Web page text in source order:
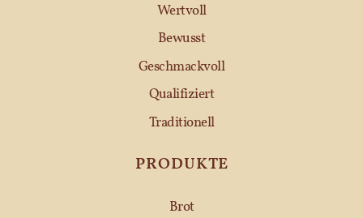
Wertvoll
Bewusst
Geschmackvoll
Qualifiziert
Traditionell
PRODUKTE
Brot